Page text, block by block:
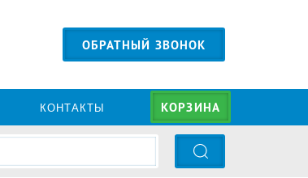
ОБРАТНЫЙ ЗВОНОК
КОНТАКТЫ КОРЗИНА